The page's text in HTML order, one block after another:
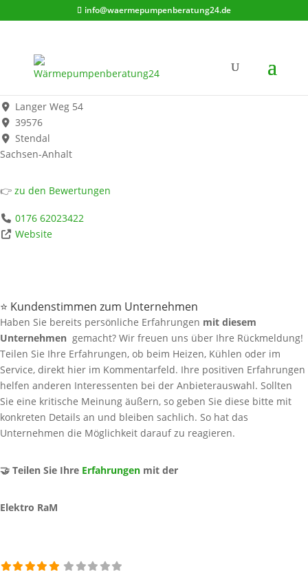
info@waermepumpenberatung24.de
Elektro RaM
Werbung*
Langer Weg 54
39576
Stendal
Sachsen-Anhalt
👉 zu den Bewertungen
0176 62023422
Website
⭐ Kundenstimmen zum Unternehmen
Haben Sie bereits persönliche Erfahrungen mit diesem
Unternehmen gemacht? Wir freuen uns über Ihre Rückmeldung!
Teilen Sie Ihre Erfahrungen, ob beim Heizen, Kühlen oder im
Service, direkt hier im Kommentarfeld. Ihre positiven Erfahrungen
helfen anderen Interessenten bei der Anbieterauswahl. Sollten
Sie eine kritische Meinung äußern, so geben Sie diese bitte mit
konkreten Details an und bleiben sachlich. So hat das
Unternehmen die Möglichkeit darauf zu reagieren.
🤝 Teilen Sie Ihre Erfahrungen mit der
Elektro RaM